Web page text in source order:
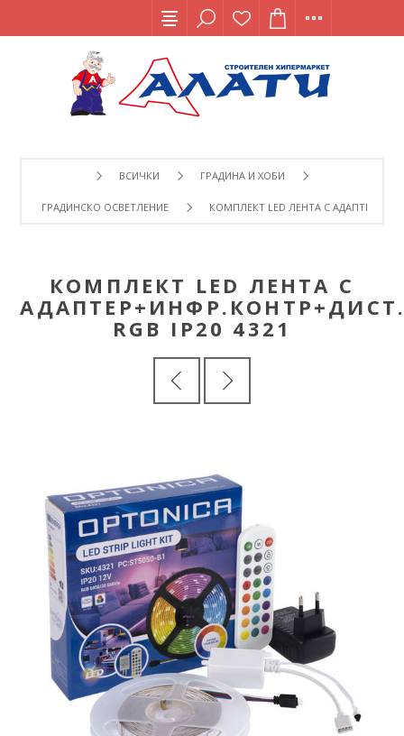
ВСИЧКИ ГРАДИНА И ХОБИ
ГРАДИНСКО ОСВЕТЛЕНИЕ КОМПЛЕКТ LED ЛЕНТА С
КОМПЛЕКТ LED ЛЕНТА С
RGB IP20 4321